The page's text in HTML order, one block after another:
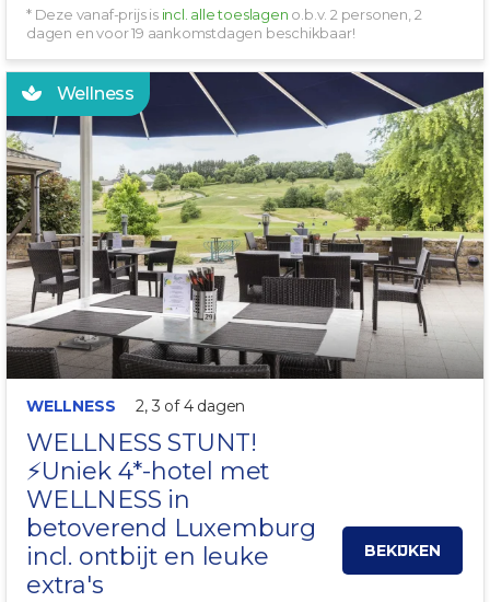
* Deze vanaf-prijs is incl. alle toeslagen o.b.v. 2 personen, 2
dagen en voor 19 aankomstdagen beschikbaar!
Wellness
INCL. WELLNESS
WELLNESS 2, 3 of 4 dagen
WELLNESS STUNT!
⚡️Uniek 4*-hotel met
WELLNESS in
betoverend Luxemburg
incl. ontbijt en leuke
extra's
BEKIJKEN